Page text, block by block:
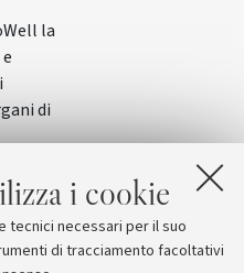
i cookie
tecnici necessari per il suo
di tracciamento facoltativi
la
di